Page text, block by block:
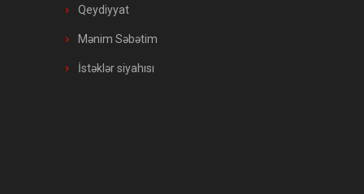
Qeydiyyat
Mənim Səbətim
İstəklər siyahısı